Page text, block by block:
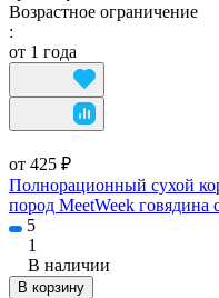
Возрастное ограничение
:
от 1 года
от 425 ₽
Полнорационный сухой
пород MeetWeek говядина
5
1
В наличии
В корзину